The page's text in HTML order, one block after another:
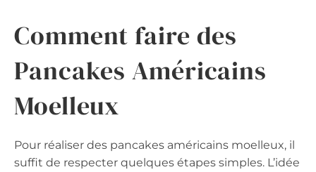
Comment faire des
Pancakes Américains
Moelleux
Pour réaliser des pancakes américains moelleux, il
suffit de respecter quelques étapes simples. L’idée